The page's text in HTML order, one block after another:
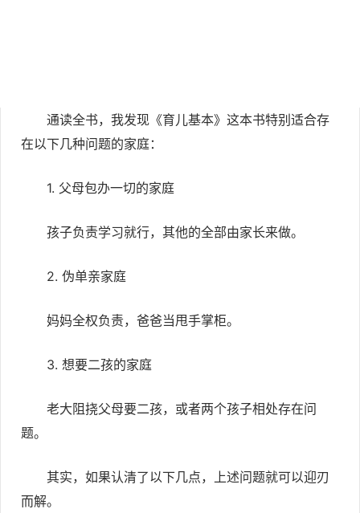
通读全书，我发现《育儿基本》这本书特别适合存
在以下几种问题的家庭：
1. 父母包办一切的家庭
孩子负责学习就行，其他的全部由家长来做。
2. 伪单亲家庭
妈妈全权负责，爸爸当甩手掌柜。
3. 想要二孩的家庭
老大阻挠父母要二孩，或者两个孩子相处存在问
题。
其实，如果认清了以下几点，上述问题就可以迎刃
而解。